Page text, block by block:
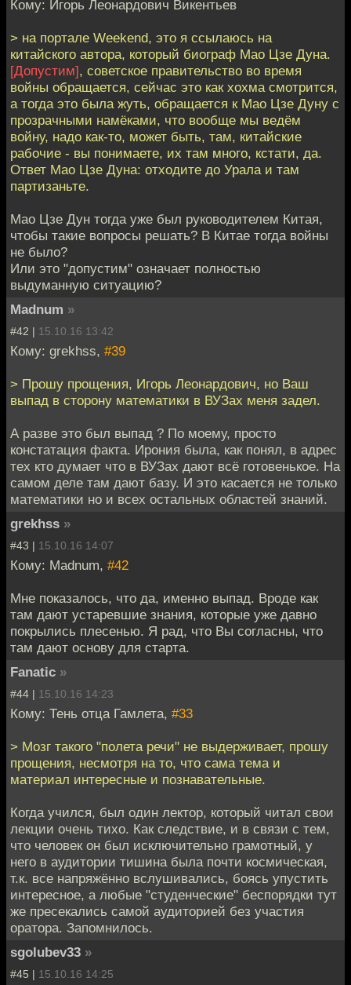
Кому: Игорь Леонардович Викентьев
> на портале Weekend, это я ссылаюсь на
китайского автора, который биограф Мао Цзе Дуна.
[Допустим], советское правительство во время
войны обращается, сейчас это как хохма смотрится,
а тогда это была жуть, обращается к Мао Цзе Дуну с
прозрачными намёками, что вообще мы ведём
войну, надо как-то, может быть, там, китайские
рабочие - вы понимаете, их там много, кстати, да.
Ответ Мао Цзе Дуна: отходите до Урала и там
партизаньте.
Мао Цзе Дун тогда уже был руководителем Китая,
чтобы такие вопросы решать? В Китае тогда войны
не было?
Или это "допустим" означает полностью
выдуманную ситуацию?
Madnum »
#42 | 15.10.16 13:42
Кому: grekhss, #39
> Прошу прощения, Игорь Леонардович, но Ваш
выпад в сторону математики в ВУЗах меня задел.
А разве это был выпад ? По моему, просто
констатация факта. Ирония была, как понял, в адрес
тех кто думает что в ВУЗах дают всё готовенькое. На
самом деле там дают базу. И это касается не только
математики но и всех остальных областей знаний.
grekhss »
#43 | 15.10.16 14:07
Кому: Madnum, #42
Мне показалось, что да, именно выпад. Вроде как
там дают устаревшие знания, которые уже давно
покрылись плесенью. Я рад, что Вы согласны, что
там дают основу для старта.
Fanatic »
#44 | 15.10.16 14:23
Кому: Тень отца Гамлета, #33
> Мозг такого "полета речи" не выдерживает, прошу
прощения, несмотря на то, что сама тема и
материал интересные и познавательные.
Когда учился, был один лектор, который читал свои
лекции очень тихо. Как следствие, и в связи с тем,
что человек он был исключительно грамотный, у
него в аудитории тишина была почти космическая,
т.к. все напряжённо вслушивались, боясь упустить
интересное, а любые "студенческие" беспорядки тут
же пресекались самой аудиторией без участия
оратора. Запомнилось.
sgolubev33 »
#45 | 15.10.16 14:25